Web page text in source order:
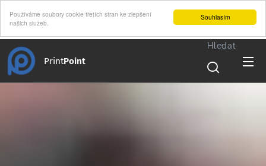
Souhlasím
Používáme soubory cookie třetích stran ke zlepšení
našich služeb.
PrintPoint
Hledat